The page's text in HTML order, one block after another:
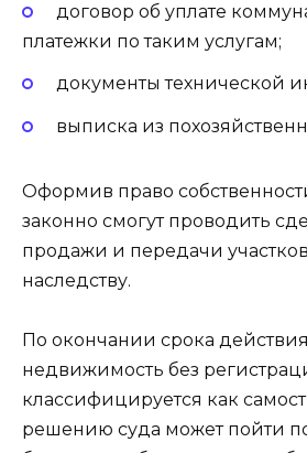
договор об уплате
платежки по таким услугам;
документы технической
выписка из
Оформив право
законно смогут проводить
продажи и передачи
наследству.
По окончании срока
недвижимость без
классифицируется как
решению суда может пойти